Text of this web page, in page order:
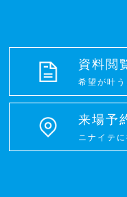
1． 開示された個人情報
2． 主催者が業務を委託
必要とした場合。
（主催者は業務を委託し
れるよう必要かつ適切
3． 裁判所、検察庁、警
それに準じた権限を有
資料閲
希望が叶
来場予
ニナイテ